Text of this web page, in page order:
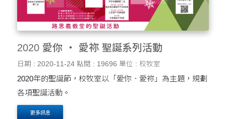
2020 愛你 ‧ 愛祢 聖誕系列活動
日期 : 2020-11-24 點閱 : 19696 單位 : 校牧室
2020年的聖誕節，校牧室以「愛你．愛祢」為主題，規劃
各項聖誕活動。
更多訊息